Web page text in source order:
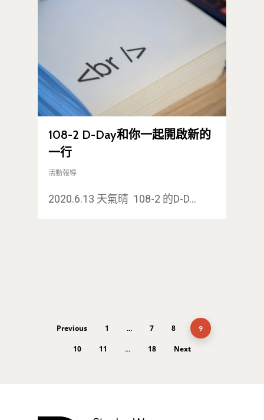
108-2 D-Day和你一起開啟新的
一行
活動報導
2020.6.13 天氣晴 108-2 的D-D…
Previous 1 ... 7 8 9
10 11 ... 18 Next